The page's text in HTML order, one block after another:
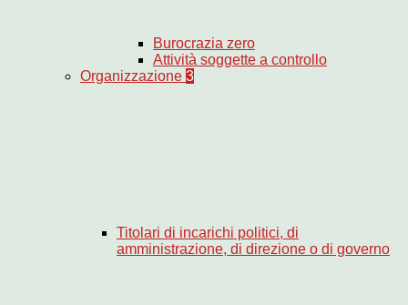
Burocrazia zero
Attività soggette a controllo
Organizzazione 3
Titolari di incarichi politici, di
amministrazione, di direzione o di governo